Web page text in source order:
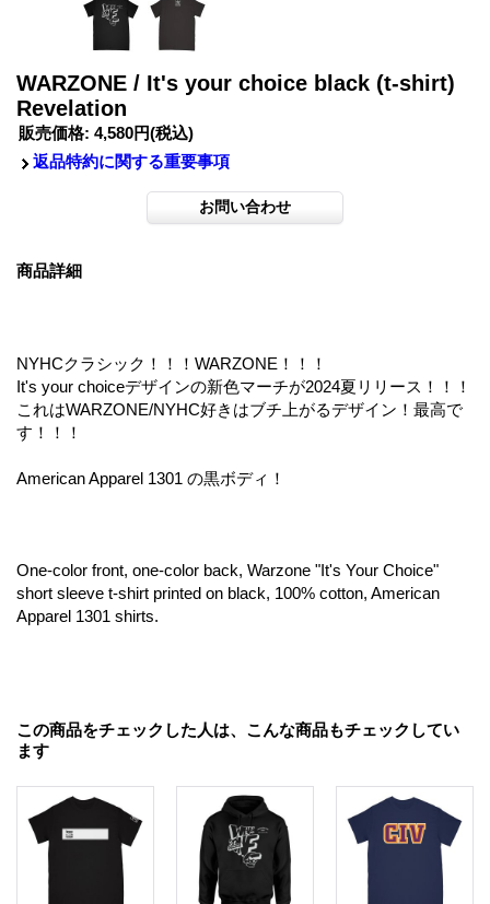
WARZONE / It's your choice black (t-shirt)
Revelation
販売価格: 4,580円(税込)
返品特約に関する重要事項
商品詳細
NYHCクラシック！！！WARZONE！！！
It's your choiceデザインの新色マーチが2024夏リリース！！！
これはWARZONE/NYHC好きはブチ上がるデザイン！最高で
す！！！
American Apparel 1301 の黒ボディ！
One-color front, one-color back, Warzone "It's Your Choice"
short sleeve t-shirt printed on black, 100% cotton, American
Apparel 1301 shirts.
この商品をチェックした人は、こんな商品もチェックしてい
ます